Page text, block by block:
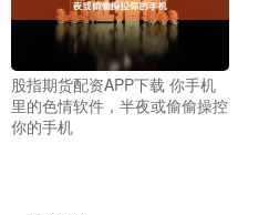
股指期货配资APP下载 你手机
里的色情软件，半夜或偷偷操控
你的手机